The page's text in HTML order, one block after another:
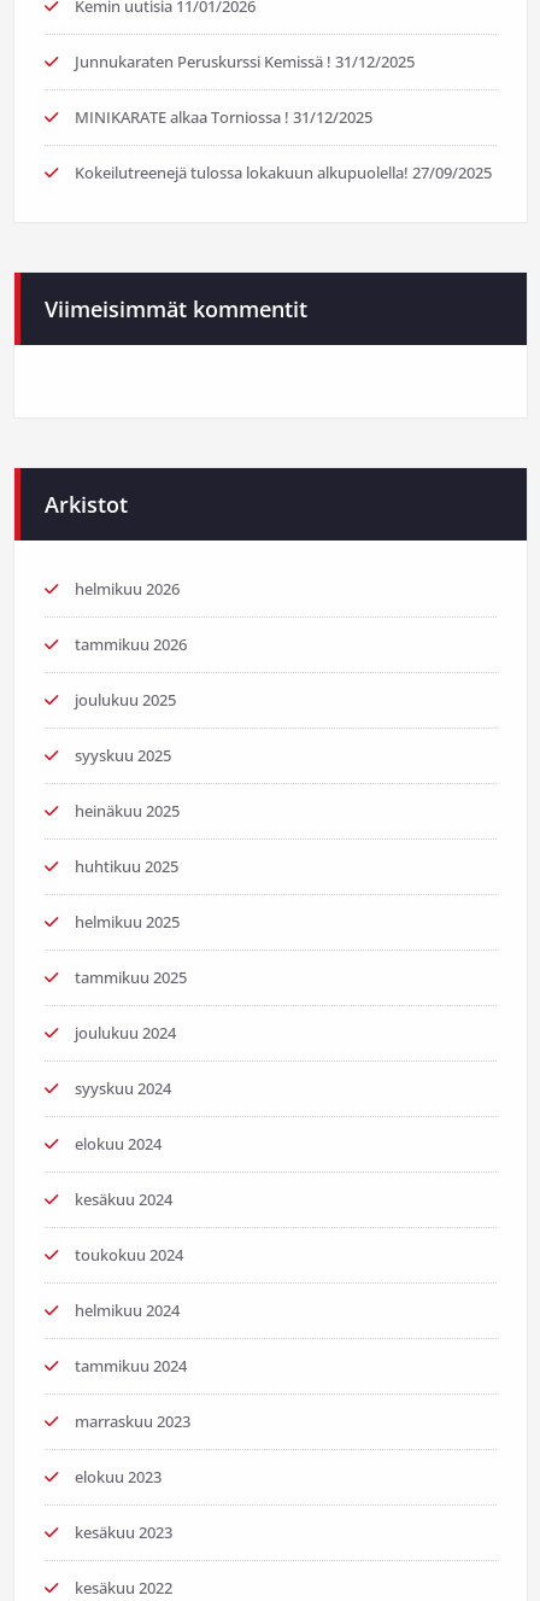
Kemin uutisia 11/01/2026
Junnukaraten Peruskurssi Kemissä ! 31/12/2025
MINIKARATE alkaa Torniossa ! 31/12/2025
Kokeilutreenejä tulossa lokakuun alkupuolella! 27/09/2025
Viimeisimmät kommentit
Arkistot
helmikuu 2026
tammikuu 2026
joulukuu 2025
syyskuu 2025
heinäkuu 2025
huhtikuu 2025
helmikuu 2025
tammikuu 2025
joulukuu 2024
syyskuu 2024
elokuu 2024
kesäkuu 2024
toukokuu 2024
helmikuu 2024
tammikuu 2024
marraskuu 2023
elokuu 2023
kesäkuu 2023
kesäkuu 2022